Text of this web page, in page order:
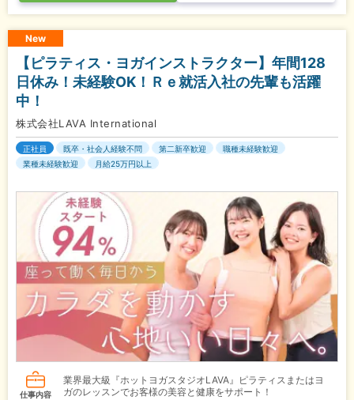
New
【ピラティス・ヨガインストラクター】年間128
日休み！未経験OK！Ｒｅ就活入社の先輩も活躍
中！
株式会社LAVA International
正社員 既卒・社会人経験不問 第二新卒歓迎
職種未経験歓迎
業種未経験歓迎
月給25万円以上
仕事内容
業界最大級『ホットヨガスタジオLAVA』ピラティスまたはヨ
ガのレッスンでお客様の美容と健康をサポート！